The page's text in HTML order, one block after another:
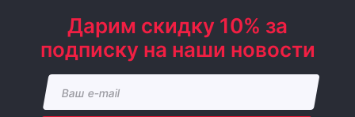
Дарим скидку 10% за
подписку на наши новости